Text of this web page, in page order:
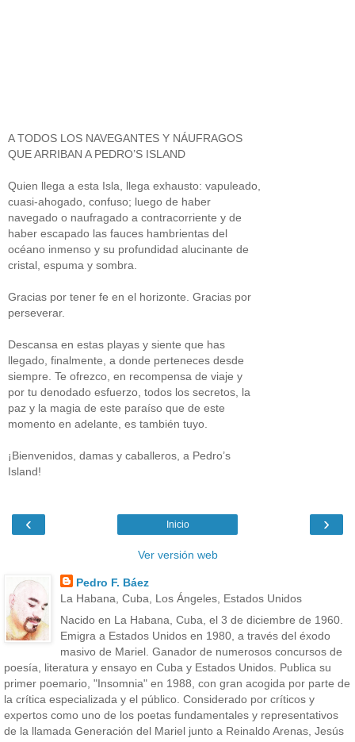
A TODOS LOS NAVEGANTES Y NÁUFRAGOS
QUE ARRIBAN A PEDRO’S ISLAND
Quien llega a esta Isla, llega exhausto: vapuleado,
cuasi-ahogado, confuso; luego de haber
navegado o naufragado a contracorriente y de
haber escapado las fauces hambrientas del
océano inmenso y su profundidad alucinante de
cristal, espuma y sombra.
Gracias por tener fe en el horizonte. Gracias por
perseverar.
Descansa en estas playas y siente que has
llegado, finalmente, a donde perteneces desde
siempre. Te ofrezco, en recompensa de viaje y
por tu denodado esfuerzo, todos los secretos, la
paz y la magia de este paraíso que de este
momento en adelante, es también tuyo.
¡Bienvenidos, damas y caballeros, a Pedro’s
Island!
‹ ›
Inicio
Ver versión web
Pedro F. Báez
La Habana, Cuba, Los Ángeles, Estados Unidos
Nacido en La Habana, Cuba, el 3 de diciembre de 1960.
Emigra a Estados Unidos en 1980, a través del éxodo
masivo de Mariel. Ganador de numerosos concursos de
poesía, literatura y ensayo en Cuba y Estados Unidos. Publica su
primer poemario, "Insomnia" en 1988, con gran acogida por parte de
la crítica especializada y el público. Considerado por críticos y
expertos como uno de los poetas fundamentales y representativos
de la llamada Generación del Mariel junto a Reinaldo Arenas, Jesús